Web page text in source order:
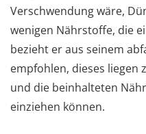
Verschwendung wäre,
wenigen Nährstoffe, die
bezieht er aus seinem
empfohlen, dieses liegen
und die beinhalteten
einziehen können.